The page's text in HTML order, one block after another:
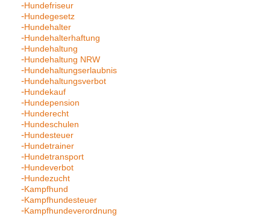
Hundefriseur
Hundegesetz
Hundehalter
Hundehalterhaftung
Hundehaltung
Hundehaltung NRW
Hundehaltungserlaubnis
Hundehaltungsverbot
Hundekauf
Hundepension
Hunderecht
Hundeschulen
Hundesteuer
Hundetrainer
Hundetransport
Hundeverbot
Hundezucht
Kampfhund
Kampfhundesteuer
Kampfhundeverordnung